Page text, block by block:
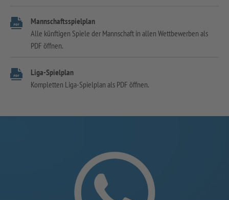
Mannschaftsspielplan
Alle künftigen Spiele der Mannschaft in allen Wettbewerben als
PDF öffnen.
Liga-Spielplan
Kompletten Liga-Spielplan als PDF öffnen.